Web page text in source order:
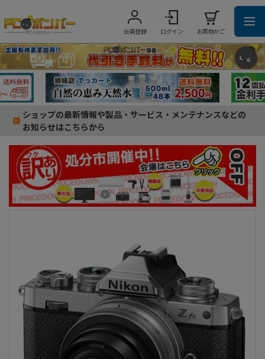
会員登録 ログイン お買物かご
ショップの最新情報や製品・サービス・メンテナンスなどの
お知らせはこちらから